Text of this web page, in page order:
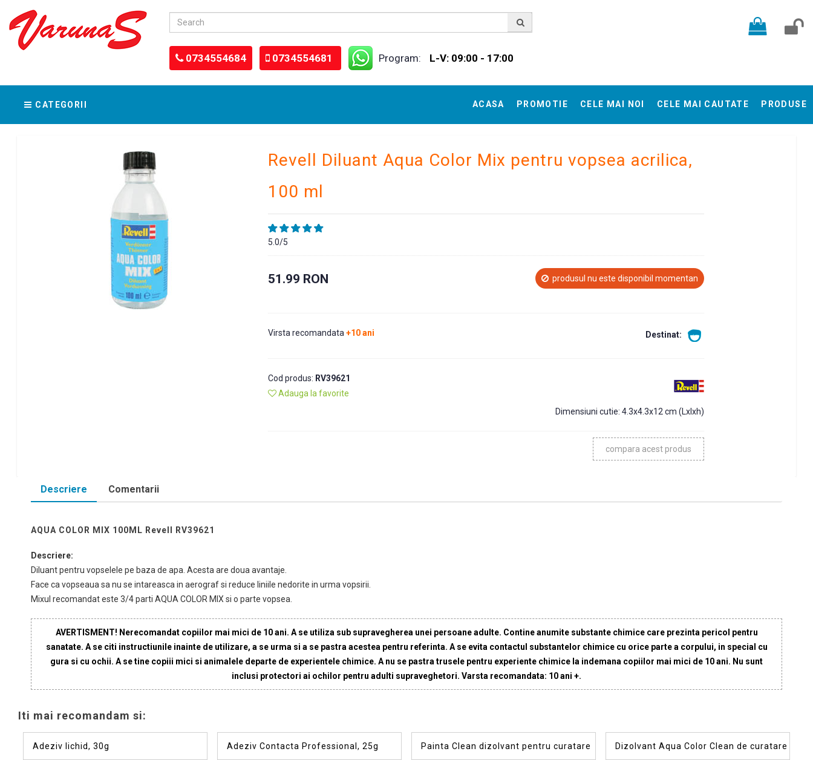
0734554684 0734554681 Program: L-V: 09:00 - 17:00
CATEGORII ACASA PROMOTIE CELE MAI NOI CELE MAI CAUTATE PRODUSE
Revell Diluant Aqua Color Mix pentru vopsea acrilica,
100 ml
5.0/5
51.99 RON produsul nu este disponibil momentan
Virsta recomandata +10 ani Destinat:
Cod produs: RV39621
Adauga la favorite
Dimensiuni cutie:4.3x4.3x12 cm (Lxlxh)
compara acest produs
Descriere Comentarii
AQUA COLOR MIX 100ML Revell RV39621
Descriere:
Diluant pentru vopselele pe baza de apa. Acesta are doua avantaje.
Face ca vopseaua sa nu se intareasca in aerograf si reduce liniile nedorite in urma vopsirii.
Mixul recomandat este 3/4 parti AQUA COLOR MIX si o parte vopsea.
AVERTISMENT! Nerecomandat copiilor mai mici de 10 ani. A se utiliza sub supravegherea unei persoane adulte. Contine anumite substante chimice care prezinta pericol pentru
sanatate. A se citi instructiunile inainte de utilizare, a se urma si a se pastra acestea pentru referinta. A se evita contactul substantelor chimice cu orice parte a corpului, in special cu
gura si cu ochii. A se tine copiii mici si animalele departe de experientele chimice. A nu se pastra trusele pentru experiente chimice la indemana copiilor mai mici de 10 ani. Nu sunt
inclusi protectori ai ochilor pentru adulti supraveghetori. Varsta recomandata: 10 ani +.
Iti mai recomandam si:
Adeziv lichid, 30g Adeziv Contacta Professional, 25g Painta Clean dizolvant pentru curatare Dizolvant Aqua Color Clean de curatare